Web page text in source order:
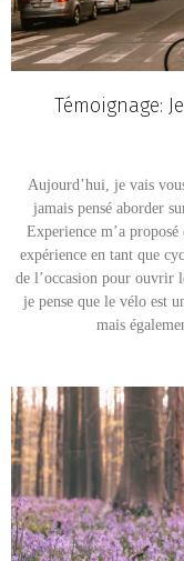
Témoignage:
Aujourd’hui, je vais
jamais pensé aborder
Experience m’a
expérience en tant que
de l’occasion pour ouvrir
je pense que le vélo est
mais